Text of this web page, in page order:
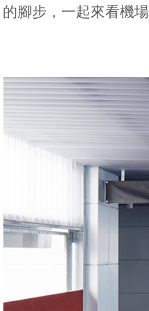
的腳步，一起來看機